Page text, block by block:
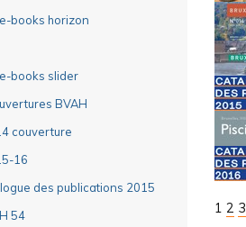
books horizon
books slider
BVAH
couverture
16
des publications 2015
54
1 2 3